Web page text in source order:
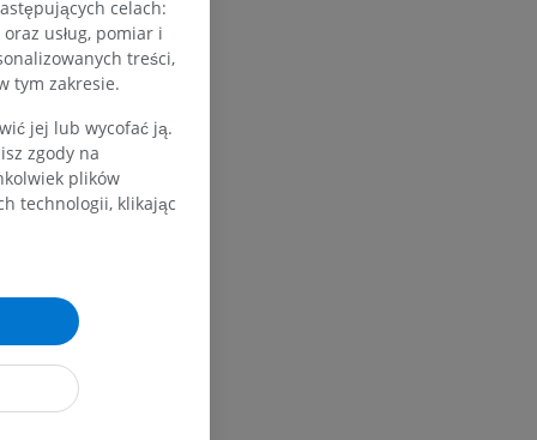
celach:
usług, pomiar i
treści,
tym zakresie.
jej lub wycofać ją.
zgody na
plików
technologii, klikając